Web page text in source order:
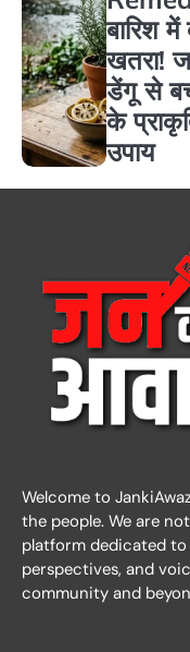
बारिश में
खतरा!
डेंगू से
के
उपाय
Welcome to
the people. We are
platform dedicated
perspectives, and
community and